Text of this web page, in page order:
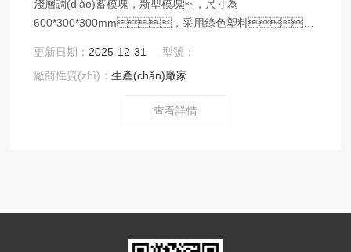
淺層調(diào)蓄模塊，新型模塊，尺寸為
600*300*300mm，采用綠色塑料，
用以削減降雨峰值排放水量，延長排放時間，實現
(xiàn)排水系統(tǒng)能力提高的調(diào)蓄設施。
更新日期： 2025-12-31
型號：
廠商性質(zhì)：生產(chǎn)廠家
查看詳情